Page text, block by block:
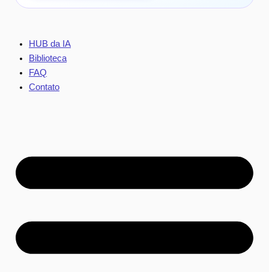
HUB da IA
Biblioteca
FAQ
Contato